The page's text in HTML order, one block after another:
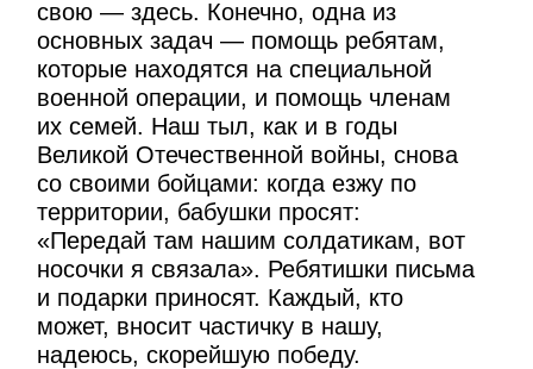
свою — здесь. Конечно, одна из
основных задач — помощь ребятам,
которые находятся на специальной
военной операции, и помощь членам
их семей. Наш тыл, как и в годы
Великой Отечественной войны, снова
со своими бойцами: когда езжу по
территории, бабушки просят:
«Передай там нашим солдатикам, вот
носочки я связала». Ребятишки письма
и подарки приносят. Каждый, кто
может, вносит частичку в нашу,
надеюсь, скорейшую победу.